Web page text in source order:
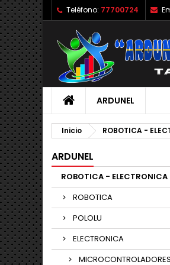
Teléfono: 77700724
ARDUNEL
Inicio ROBOTICA -
ARDUNEL
ROBOTICA - ELECTRONICA
ROBOTICA
POLOLU
ELECTRONICA
MICROCONTROLADORES